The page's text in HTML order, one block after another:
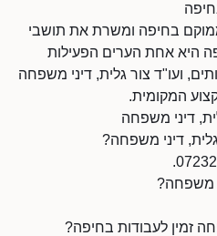
בחיפה ומשרת את תושבי
היא אחת הערים הפעילות
ועו"ד צור גלית, דיני משפחה
המקומית.
דיני משפחה
דיני משפחה?
משפחה?
זמין לעבודות בחיפה?